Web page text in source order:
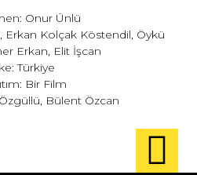
Onur Ünlü
Erkan Kolçak Köstendil, Öykü
Erkan, Elit İşcan
Türkiye
Bir Film
Bülent Özcan